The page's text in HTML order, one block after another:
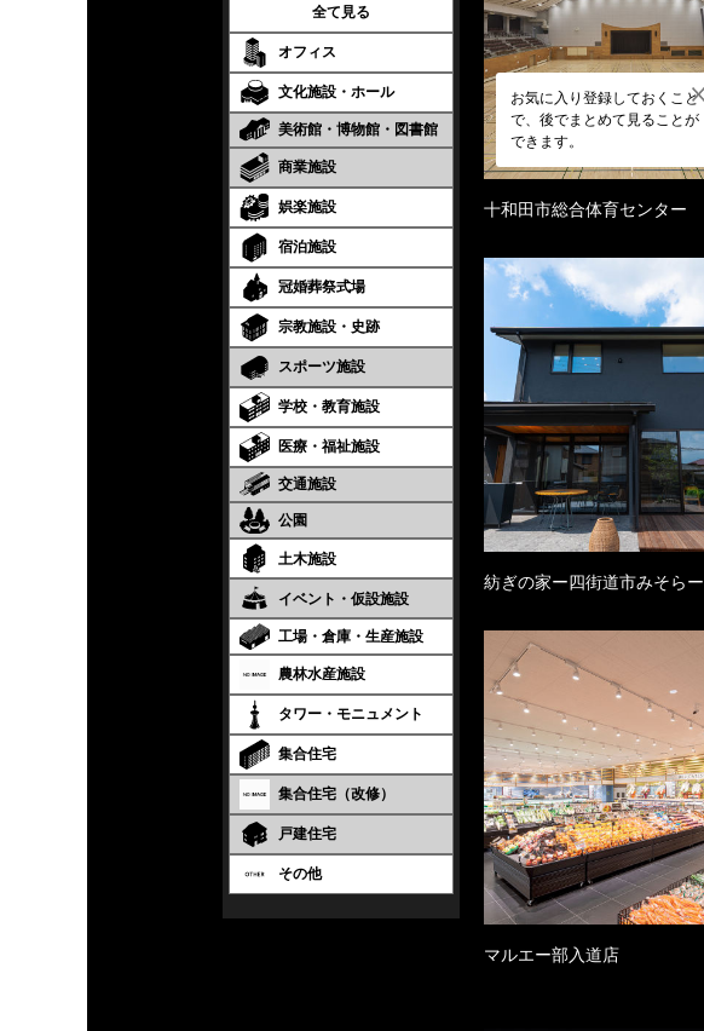
全て見る
オフィス
文化施設・ホール
美術館・博物館・図書館
商業施設
娯楽施設
宿泊施設
冠婚葬祭式場
宗教施設・史跡
スポーツ施設
学校・教育施設
医療・福祉施設
交通施設
公園
土木施設
イベント・仮設施設
工場・倉庫・生産施設
農林水産施設
タワー・モニュメント
集合住宅
集合住宅（改修）
戸建住宅
その他
お気に入り登録しておくこと
で、後でまとめて見ることが
できます。
十和田市総合体育センター
紡ぎの家ー四街道市みそらー
マルエー部入道店